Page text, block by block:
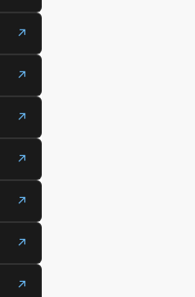
↗
↗
↗
↗
↗
↗
↗